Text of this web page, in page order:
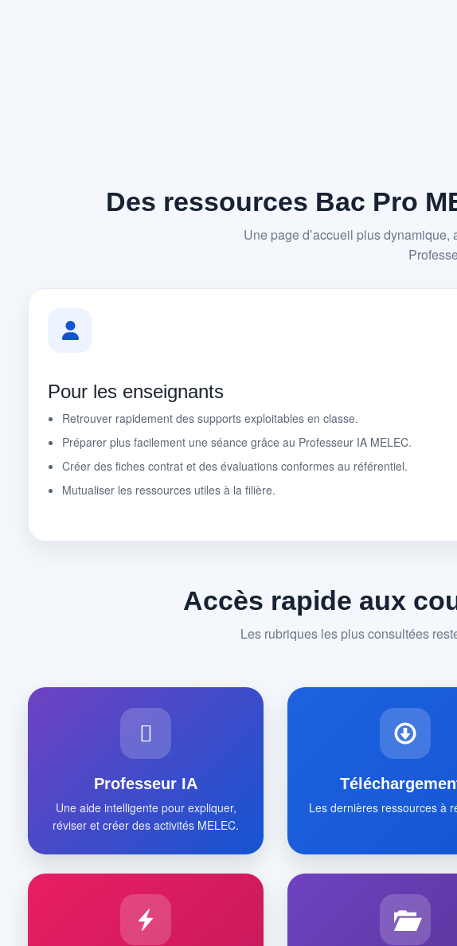
Des ressources Bac Pro
Une page d’accueil plus
Pour les enseignants
Retrouver rapidement des supports exploitables en classe.
Préparer plus facilement une séance grâce au Professeur IA MELEC.
Créer des fiches contrat et des évaluations conformes au référentiel.
Mutualiser les ressources utiles à la filière.
Accès rapide aux
Les rubriques les plus consultées
Professeur IA
Une aide intelligente pour expliquer,
réviser et créer des activités MELEC.
Les dernières ressources à